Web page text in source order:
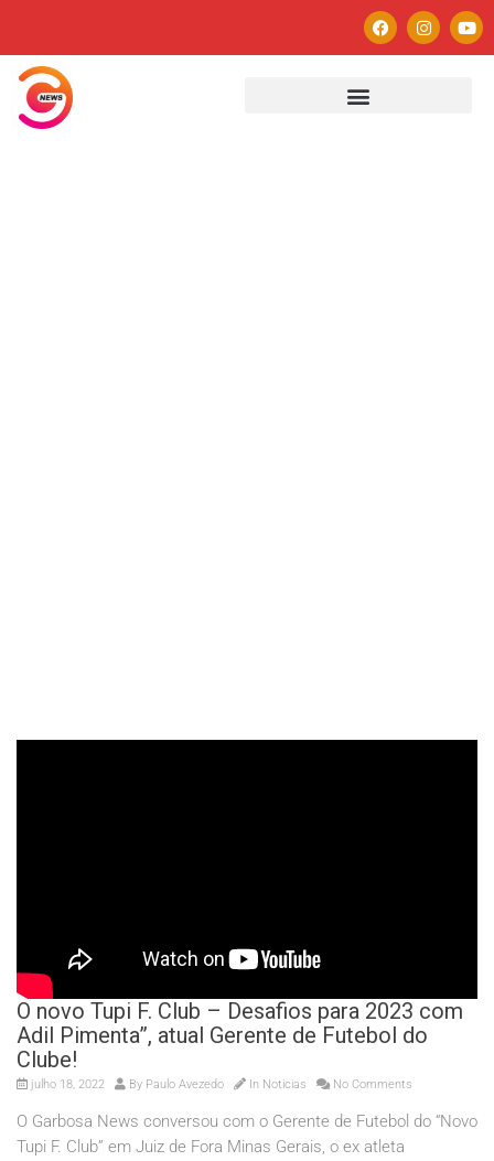
O novo Tupi F. Club – Desafios para 2023 com
Adil Pimenta”, atual Gerente de Futebol do
Clube!
julho 18, 2022 By Paulo Avezedo In Noticias No Comments
O Garbosa News conversou com o Gerente de Futebol do “Novo
Tupi F. Club” em Juiz de Fora Minas Gerais, o ex atleta